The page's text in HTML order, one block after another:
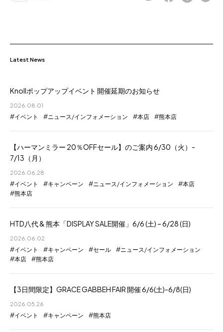
Latest News
Knollポップアップイベント 開催延期のお知らせ
2026.08.01
イベント ニュース/インフォメーション 本店 熊本店
【ハーマンミラー 20％OFFセール】のご案内 6/30（火）-
7/13（月）
2026.06.28
イベント キャンペーン ニュース/インフォメーション
本店
熊本店
HTD八代 & 熊本「DISPLAY SALE開催」6/6 (土) – 6/28 (日)
2026.06.02
イベント キャンペーン セール
ニュース/インフォメーション
本店
熊本店
【3日間限定】GRACE GABBEH FAIR 開催 6/6(土)-6/8(日)
2026.05.26
イベント キャンペーン 熊本店